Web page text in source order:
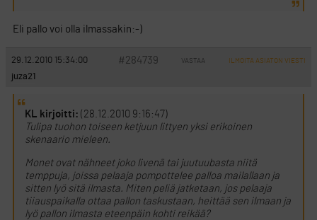
Eli pallo voi olla ilmassakin:-)
29.12.2010 15:34:00 #284739 VASTAA ILMOITA ASIATON VIESTI
juza21
KL kirjoitti: (28.12.2010 9:16:47)
Tulipa tuohon toiseen ketjuun littyen yksi erikoinen
skenaario mieleen.
Monet ovat nähneet joko livenä tai juutuubasta niitä
temppuja, joissa pelaaja pompottelee palloa mailallaan ja
sitten lyö sitä ilmasta. Miten peliä jatketaan, jos pelaaja
tiiauspaikalla ottaa pallon taskustaan, heittää sen ilmaan ja
lyö pallon ilmasta eteenpäin kohti reikää?